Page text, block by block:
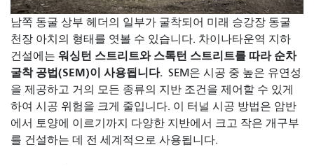
남쪽 동굴 상부 헤더의 일부가 굴착되어 미래 승강장 동굴
천장 아치의 형태를 엿볼 수 있습니다. 차이나타운역 지하
건설에는 워싱턴 스트리트와 스톡턴 스트리트를 따라 순차
굴착 공법(SEM)이 사용됩니다. SEM은 시공 중 높은 유연성
을 제공하고 거의 모든 종류의 지반 조건을 제어할 수 있게
하여 시공 위험을 크게 줄입니다. 이 터널 시공 방법은 암반
에서 토양에 이르기까지 다양한 지반에서 크고 작은 개구부
를 건설하는 데 전 세계적으로 사용됩니다.